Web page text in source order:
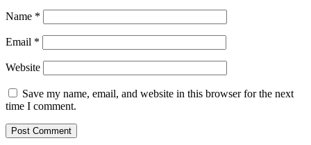
Name *
Email *
Website
Save my name, email, and website in this browser for the next
time I comment.